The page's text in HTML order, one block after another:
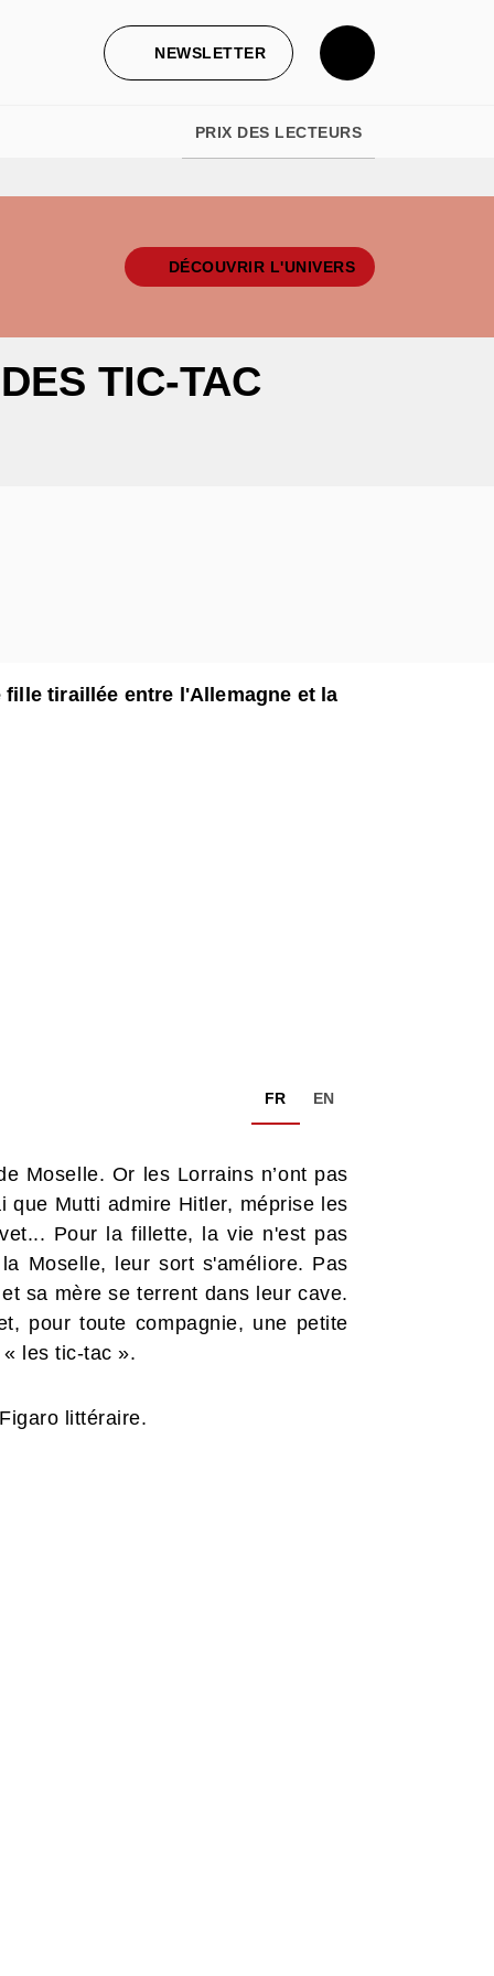
NEWSLETTER
PRIX DES LECTEURS
DÉCOUVRIR L'UNIVERS
TIC-TAC
tiraillée entre l'Allemagne et la
FR EN
Moselle. Or les Lorrains n’ont pas
Mutti admire Hitler, méprise les
Pour la fillette, la vie n'est pas
Moselle, leur sort s'améliore. Pas
sa mère se terrent dans leur cave.
pour toute compagnie, une petite
les tic-tac ».
littéraire.